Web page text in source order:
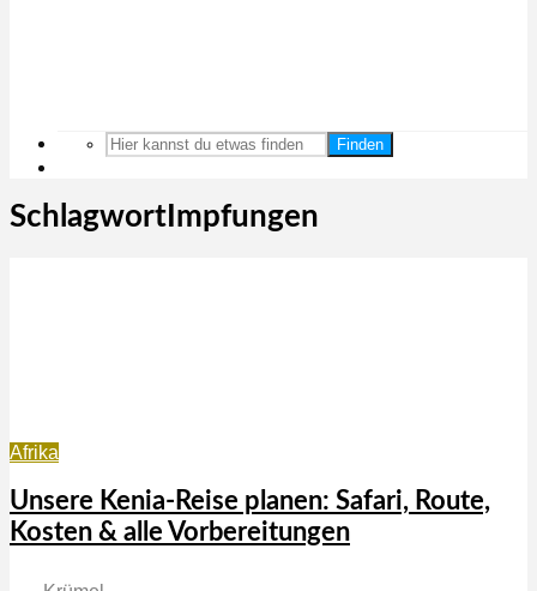
Finden
SchlagwortImpfungen
Afrika
Unsere Kenia-Reise planen: Safari, Route,
Kosten & alle Vorbereitungen